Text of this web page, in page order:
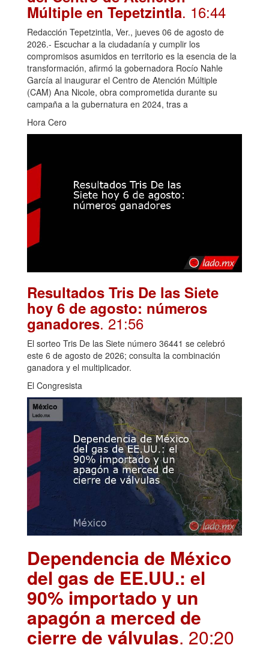
Múltiple en Tepetzintla. 16:44
Redacción Tepetzintla, Ver., jueves 06 de agosto de
2026.- Escuchar a la ciudadanía y cumplir los
compromisos asumidos en territorio es la esencia de la
transformación, afirmó la gobernadora Rocío Nahle
García al inaugurar el Centro de Atención Múltiple
(CAM) Ana Nicole, obra comprometida durante su
campaña a la gubernatura en 2024, tras a
Hora Cero
Resultados Tris De las Siete
hoy 6 de agosto: números
ganadores. 21:56
El sorteo Tris De las Siete número 36441 se celebró
este 6 de agosto de 2026; consulta la combinación
ganadora y el multiplicador.
El Congresista
Dependencia de México
del gas de EE.UU.: el
90% importado y un
apagón a merced de
cierre de válvulas. 20:20